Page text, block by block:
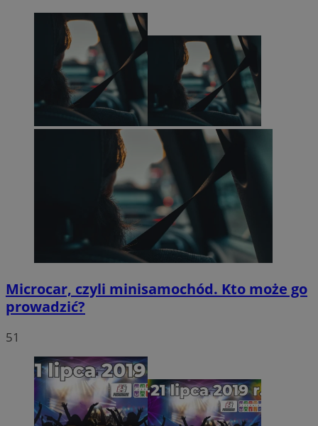
Microcar, czyli minisamochód. Kto może go
prowadzić?
51